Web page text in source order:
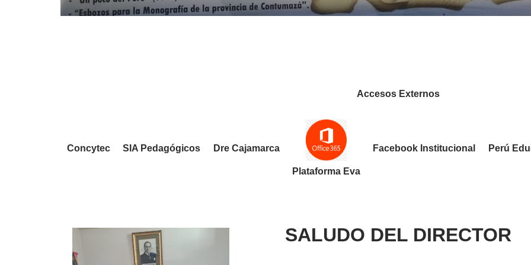
Accesos Externos
Concytec SIA Pedagógicos Dre Cajamarca
Plataforma Eva
Facebook Institucional Perú
SALUDO DEL DIRECTOR